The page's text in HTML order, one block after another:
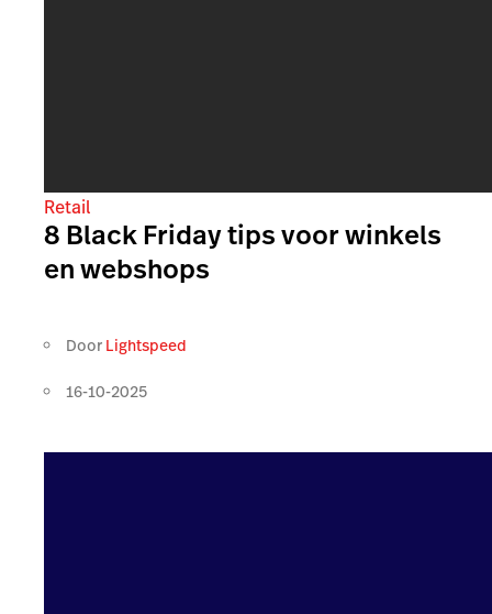
Retail
8 Black Friday tips voor winkels
en webshops
Door Lightspeed
16-10-2025